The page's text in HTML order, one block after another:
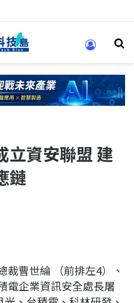
立資安聯盟 建
鏈
裁曹世綸 （前排左4）、
電企業資訊安全處長屠